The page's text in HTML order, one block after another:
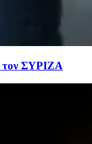
τον ΣΥΡΙΖΑ